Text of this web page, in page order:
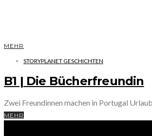
MEHR
STORYPLANET GESCHICHTEN
B1 | Die Bücherfreundin
Zwei Freundinnen machen in Portugal
MEHR